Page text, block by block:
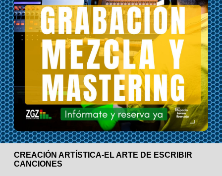
CREACIÓN ARTÍSTICA-EL ARTE DE ESCRIBIR
CANCIONES